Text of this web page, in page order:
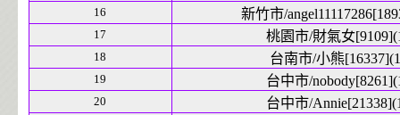
16 新竹市/
17 桃園市/財氣女
18 台南市/小熊
19 台中市/
20 台中市/